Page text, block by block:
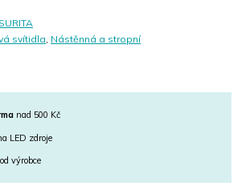
svítidla, Nástěnná a stropní
nad 500 Kč
LED zdroje
výrobce